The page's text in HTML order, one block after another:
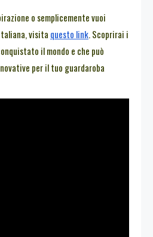
o semplicemente vuoi
visita questo link. Scoprirai i
il mondo e che può
per il tuo guardaroba